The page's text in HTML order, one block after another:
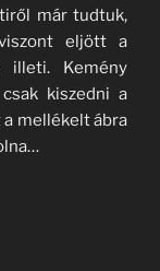
már tudtuk,
eljött a
illeti. Kemény
kiszedni a
mellékelt ábra